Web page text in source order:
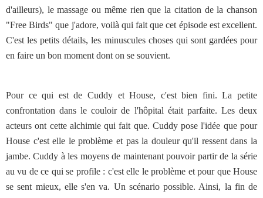
d'ailleurs), le massage ou même rien que la citation de la chanson
"Free Birds" que j'adore, voilà qui fait que cet épisode est excellent.
C'est les petits détails, les minuscules choses qui sont gardées pour
en faire un bon moment dont on se souvient.
Pour ce qui est de Cuddy et House, c'est bien fini. La petite
confrontation dans le couloir de l'hôpital était parfaite. Les deux
acteurs ont cette alchimie qui fait que. Cuddy pose l'idée que pour
House c'est elle le problème et pas la douleur qu'il ressent dans la
jambe. Cuddy à les moyens de maintenant pouvoir partir de la série
au vu de ce qui se profile : c'est elle le problème et pour que House
se sent mieux, elle s'en va. Un scénario possible. Ainsi, la fin de